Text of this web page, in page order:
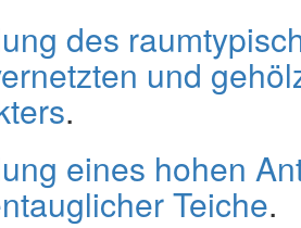
des
und
.
eines hohen
Teiche.